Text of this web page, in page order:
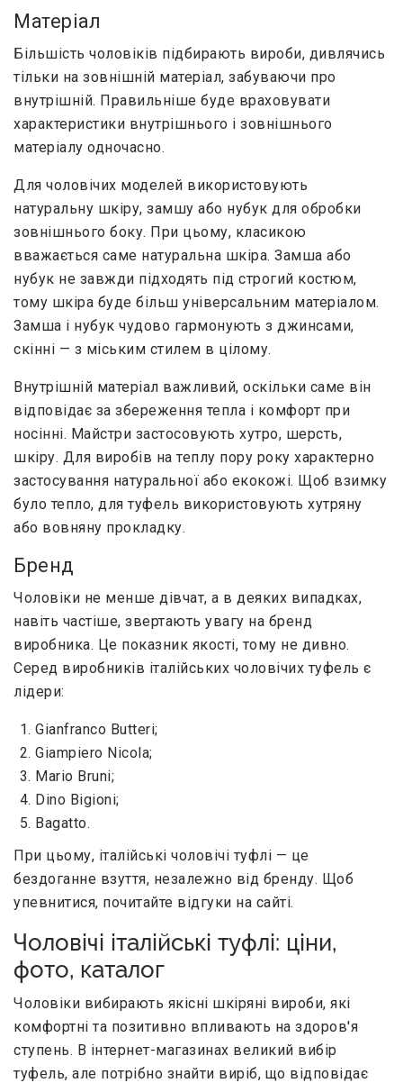
Матеріал
Більшість чоловіків підбирають вироби, дивлячись
тільки на зовнішній матеріал, забуваючи про
внутрішній. Правильніше буде враховувати
характеристики внутрішнього і зовнішнього
матеріалу одночасно.
Для чоловічих моделей використовують
натуральну шкіру, замшу або нубук для обробки
зовнішнього боку. При цьому, класикою
вважається саме натуральна шкіра. Замша або
нубук не завжди підходять під строгий костюм,
тому шкіра буде більш універсальним матеріалом.
Замша і нубук чудово гармонують з джинсами,
скінні — з міським стилем в цілому.
Внутрішній матеріал важливий, оскільки саме він
відповідає за збереження тепла і комфорт при
носінні. Майстри застосовують хутро, шерсть,
шкіру. Для виробів на теплу пору року характерно
застосування натуральної або екокожі. Щоб взимку
було тепло, для туфель використовують хутряну
або вовняну прокладку.
Бренд
Чоловіки не менше дівчат, а в деяких випадках,
навіть частіше, звертають увагу на бренд
виробника. Це показник якості, тому не дивно.
Серед виробників італійських чоловічих туфель є
лідери:
Gianfranco Butteri;
Giampiero Nicola;
Mario Bruni;
Dino Bigioni;
Bagatto.
При цьому, італійські чоловічі туфлі — це
бездоганне взуття, незалежно від бренду. Щоб
упевнитися, почитайте відгуки на сайті.
Чоловічі італійські туфлі: ціни,
фото, каталог
Чоловіки вибирають якісні шкіряні вироби, які
комфортні та позитивно впливають на здоров'я
ступень. В інтернет-магазинах великий вибір
туфель, але потрібно знайти виріб, що відповідає